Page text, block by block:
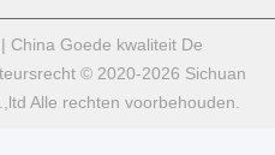
| China Goede kwaliteit De
© 2020-2026 Sichuan
Alle rechten voorbehouden.